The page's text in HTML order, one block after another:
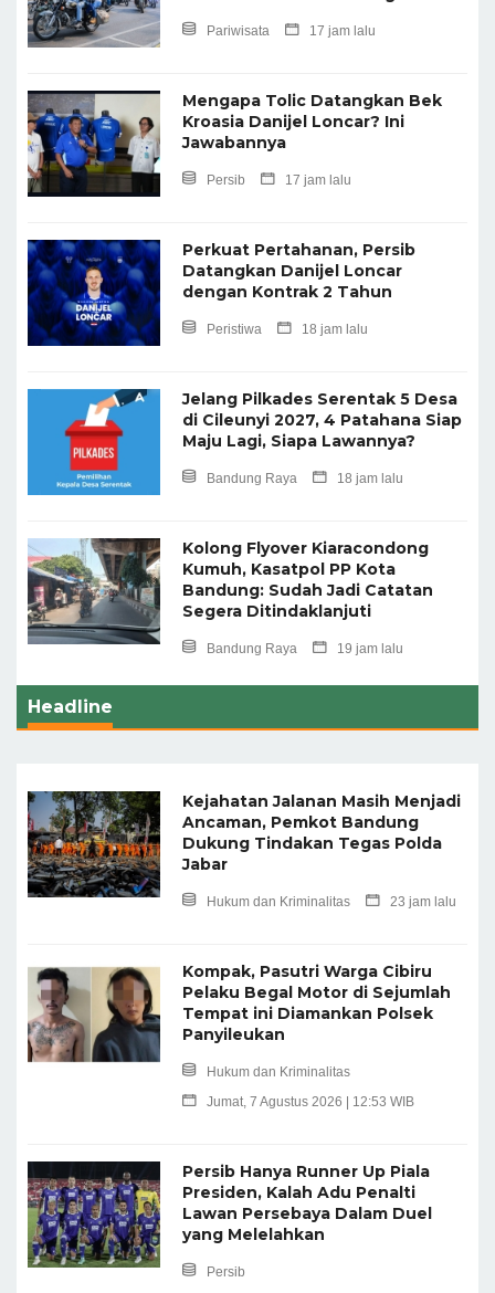
Pariwisata 17 jam lalu
Mengapa Tolic Datangkan Bek
Kroasia Danijel Loncar? Ini
Jawabannya
Persib 17 jam lalu
Perkuat Pertahanan, Persib
Datangkan Danijel Loncar
dengan Kontrak 2 Tahun
Peristiwa 18 jam lalu
Jelang Pilkades Serentak 5 Desa
di Cileunyi 2027, 4 Patahana Siap
Maju Lagi, Siapa Lawannya?
Bandung Raya 18 jam lalu
Kolong Flyover Kiaracondong
Kumuh, Kasatpol PP Kota
Bandung: Sudah Jadi Catatan
Segera Ditindaklanjuti
Bandung Raya 19 jam lalu
Headline
Kejahatan Jalanan Masih Menjadi
Ancaman, Pemkot Bandung
Dukung Tindakan Tegas Polda
Jabar
Hukum dan Kriminalitas 23 jam lalu
Kompak, Pasutri Warga Cibiru
Pelaku Begal Motor di Sejumlah
Tempat ini Diamankan Polsek
Panyileukan
Hukum dan Kriminalitas
Jumat, 7 Agustus 2026 | 12:53 WIB
Persib Hanya Runner Up Piala
Presiden, Kalah Adu Penalti
Lawan Persebaya Dalam Duel
yang Melelahkan
Persib